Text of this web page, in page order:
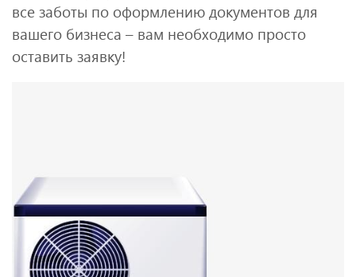
все заботы по оформлению документов для
вашего бизнеса – вам необходимо просто
оставить заявку!